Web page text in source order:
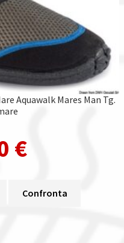
Aquawalk Mares Man Tg.
€
Confronta